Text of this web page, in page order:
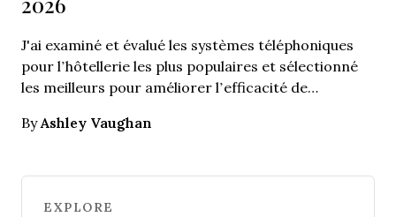
J'ai examiné et évalué les systèmes téléphoniques
pour l’hôtellerie les plus populaires et sélectionné
les meilleurs pour améliorer l’efficacité de…
ByAshley Vaughan
EXPLORE